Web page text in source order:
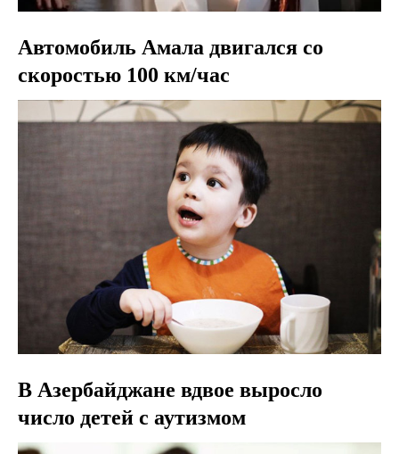
Автомобиль Амала двигался со
скоростью 100 км/час
В Азербайджане вдвое выросло
число детей с аутизмом